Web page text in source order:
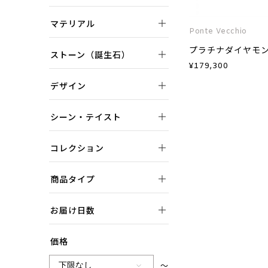
マテリアル
ストーン（誕生石）
デザイン
シーン・テイスト
コレクション
商品タイプ
お届け日数
価格
～
Ponte Vecchio
プラチナダイヤモ
¥179,300